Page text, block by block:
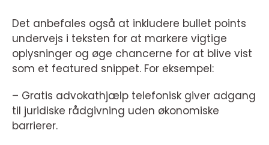
Det anbefales også at inkludere bullet points
undervejs i teksten for at markere vigtige
oplysninger og øge chancerne for at blive vist
som et featured snippet. For eksempel:
– Gratis advokathjælp telefonisk giver adgang
til juridiske rådgivning uden økonomiske
barrierer.